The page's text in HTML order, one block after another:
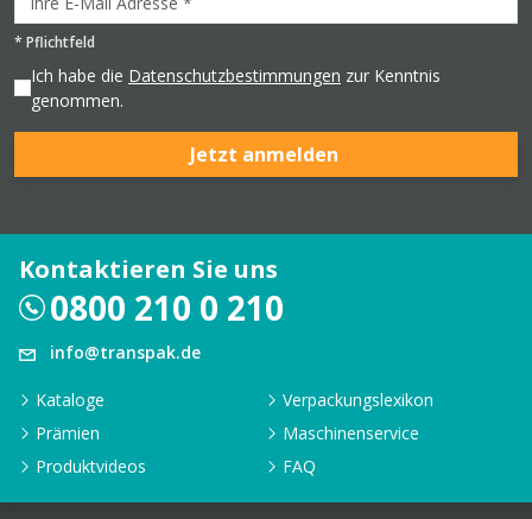
* Pflichtfeld
Ich habe die Datenschutzbestimmungen zur Kenntnis
genommen.
Jetzt anmelden
Kontaktieren Sie uns
0800 210 0 210
info@transpak.de
Kataloge
Verpackungslexikon
Prämien
Maschinenservice
Produktvideos
FAQ